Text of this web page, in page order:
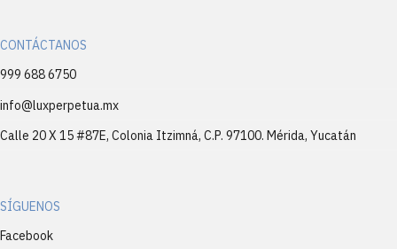
CONTÁCTANOS
999 688 6750
info@luxperpetua.mx
Calle 20 X 15 #87E, Colonia Itzimná, C.P. 97100. Mérida, Yucatán
SÍGUENOS
Facebook